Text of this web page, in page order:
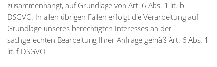
zusammenhängt, auf Grundlage von Art. 6 Abs. 1 lit. b
DSGVO. In allen übrigen Fällen erfolgt die Verarbeitung auf
Grundlage unseres berechtigten Interesses an der
sachgerechten Bearbeitung Ihrer Anfrage gemäß Art. 6 Abs. 1
lit. f DSGVO.